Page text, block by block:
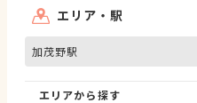
エリア・駅
加茂野駅
エリアから探す